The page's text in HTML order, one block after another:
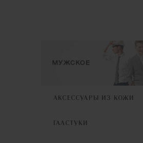
АКСЕССУАРЫ ИЗ КОЖИ
ГАЛСТУКИ